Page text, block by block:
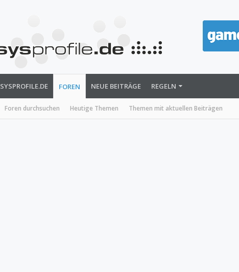
SYSPROFILE.DE FOREN
Foren durchsuchen Heutige Themen Themen mit aktuellen Beiträgen
NEUE BEITRÄGE REGELN